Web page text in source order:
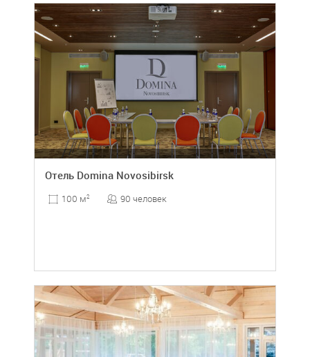
Отель Domina Novosibirsk
100 м2 90 человек